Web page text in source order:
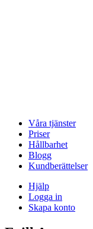
Våra tjänster
Priser
Hållbarhet
Blogg
Kundberättelser
Hjälp
Logga in
Skapa konto